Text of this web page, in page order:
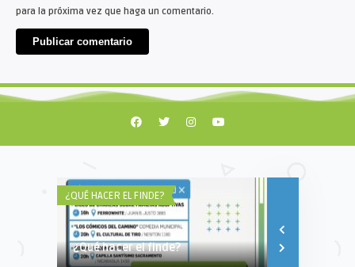
para la próxima vez que haga un comentario.
¿QUÉ HACER EL FINDE?
¿Qué hacer el finde?